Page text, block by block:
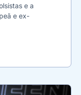
e a
e ex-